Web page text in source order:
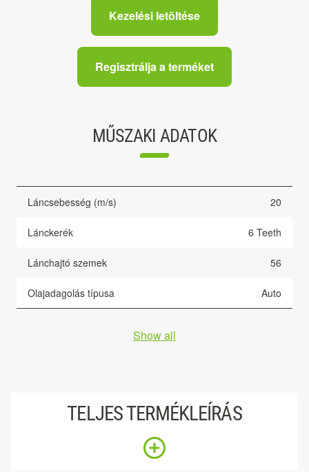
Kezelési letöltése
Regisztrálja a terméket
MŰSZAKI ADATOK
Láncsebesség (m/s) 20
Lánckerék 6 Teeth
Lánchajtó szemek 56
Olajadagolás típusa Auto
Show all
TELJES TERMÉKLEÍRÁS